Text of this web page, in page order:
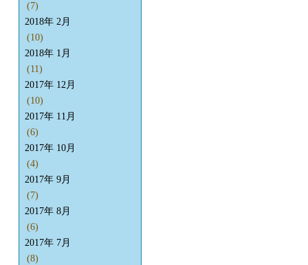
(7)
2018年 2月
(10)
2018年 1月
(11)
2017年 12月
(10)
2017年 11月
(6)
2017年 10月
(4)
2017年 9月
(7)
2017年 8月
(6)
2017年 7月
(8)